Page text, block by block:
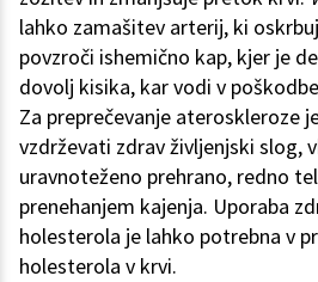
lahko zamašitev arterij, ki
povzroči ishemično kap, kjer je
dovolj kisika, kar vodi v
Za preprečevanje ateroskleroze
vzdrževati zdrav življenjski slog,
uravnoteženo prehrano, redno
prenehanjem kajenja. Uporaba
holesterola je lahko potrebna v
holesterola v krvi.